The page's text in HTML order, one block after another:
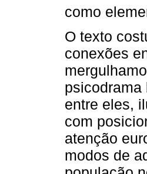
como
O texto
conexões
entre eles,
com
atenção
modos de